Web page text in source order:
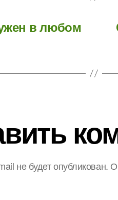
в любом
не будет опубликован.